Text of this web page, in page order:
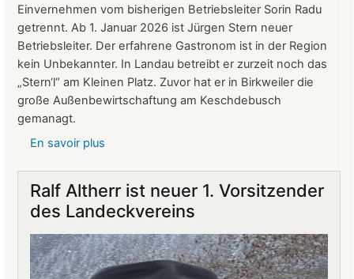
Einvernehmen vom bisherigen Betriebsleiter Sorin Radu
getrennt. Ab 1. Januar 2026 ist Jürgen Stern neuer
Betriebsleiter. Der erfahrene Gastronom ist in der Region
kein Unbekannter. In Landau betreibt er zurzeit noch das
„Stern‘l“ am Kleinen Platz. Zuvor hat er in Birkweiler die
große Außenbewirtschaftung am Keschdebusch
gemanagt.
En savoir plus
Burg
Landeck:
Jürgen
Stern
neuer
Ralf Altherr ist neuer 1. Vorsitzender
des Landeckvereins